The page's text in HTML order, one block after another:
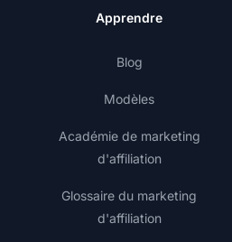
Apprendre
Blog
Modèles
Académie de marketing
d'affiliation
Glossaire du marketing
d'affiliation